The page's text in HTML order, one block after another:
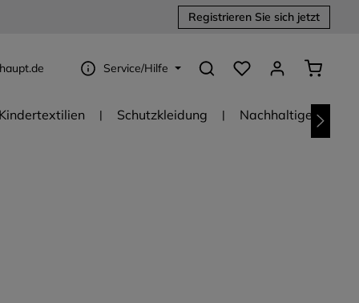
Registrieren Sie sich jetzt
Service/Hilfe
Du hast 0 Produkte
Kindertextilien Schutzkleidung Nachhaltige